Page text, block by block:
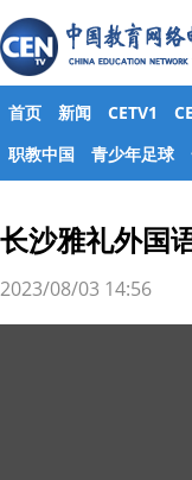
首页 新闻 CETV1
职教中国
青少年足球
长沙雅礼外国
2023/08/03 14:56